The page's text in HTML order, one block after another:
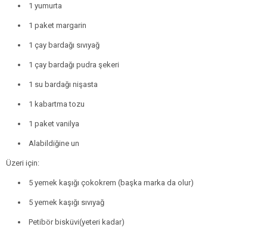
1 yumurta
1 paket margarin
1 çay bardağı sıvıyağ
1 çay bardağı pudra şekeri
1 su bardağı nişasta
1 kabartma tozu
1 paket vanilya
Alabildiğine un
Üzeri için:
5 yemek kaşığı çokokrem (başka marka da olur)
5 yemek kaşığı sıvıyağ
Petibör bisküvi(yeteri kadar)